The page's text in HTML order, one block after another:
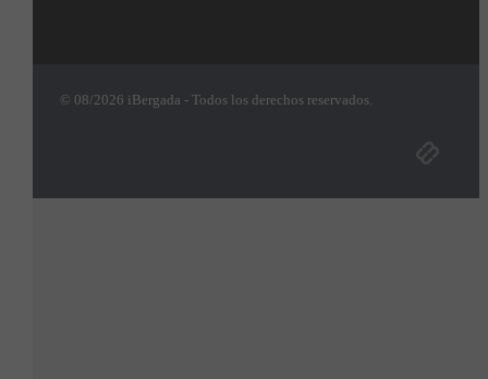
© 08/2026 iBergada - Todos los derechos reservados.